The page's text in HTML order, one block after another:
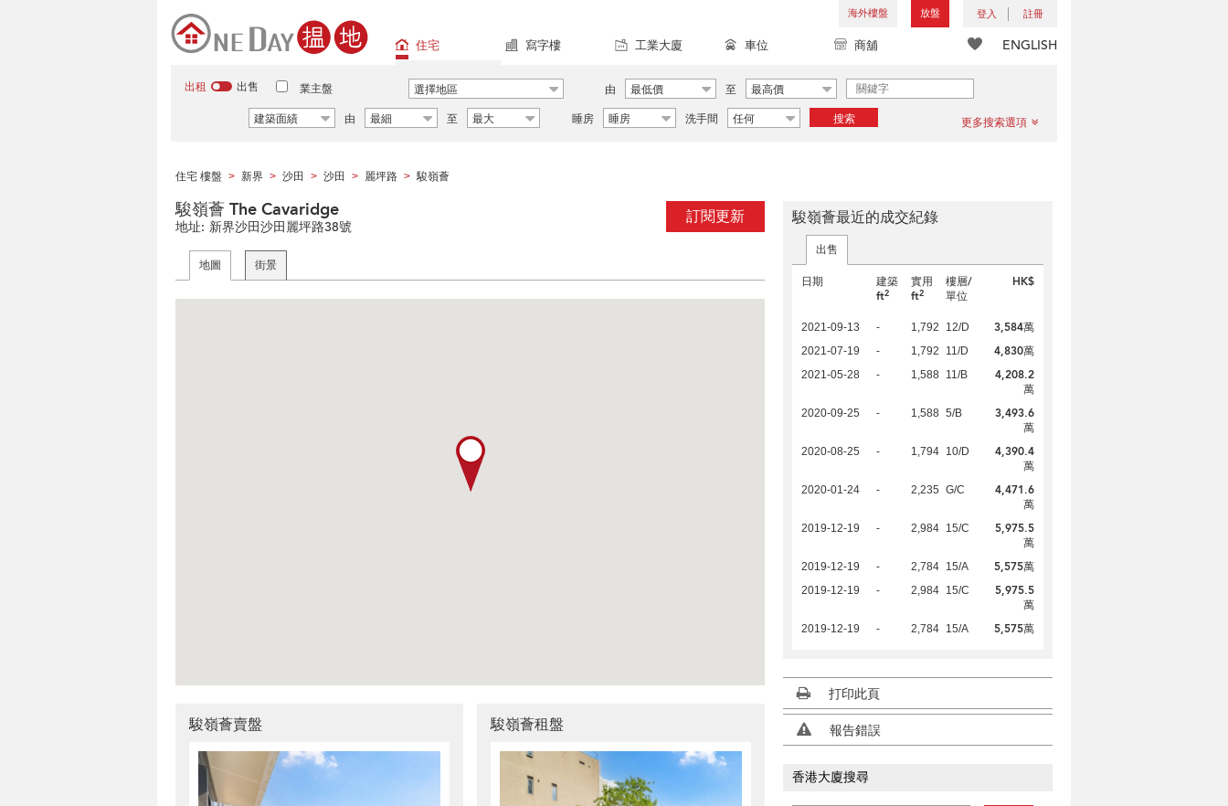
海外樓盤 放盤 登入 註冊
ENGLISH
住宅 寫字樓 工業大廈 車位 商舖
出租 出售 業主盤 選擇地區 由 最低價 至
最高價
建築面績
由 最細 至 最大 睡房 睡房 洗手間 任何 搜索 更多搜索選項
住宅 樓盤 > 新界 > 沙田 > 沙田 > 麗坪路 > 駿嶺薈
訂閱更新
駿嶺薈 The Cavaridge
地址: 新界沙田沙田麗坪路38號
地圖 街景
駿嶺薈賣盤 駿嶺薈租盤
駿嶺薈最近的成交紀錄
出售
日期
建築
ft2
實用
ft2
樓層/
單位
HK$
2021-09-13 - 1,792 12/D 3,584萬
2021-07-19 - 1,792 11/D 4,830萬
2021-05-28 - 1,588 11/B
4,208.2
萬
2020-09-25 - 1,588 5/B
3,493.6
萬
2020-08-25 - 1,794 10/D
4,390.4
萬
2020-01-24 - 2,235 G/C
4,471.6
萬
2019-12-19 - 2,984 15/C
5,975.5
萬
2019-12-19 - 2,784 15/A 5,575萬
2019-12-19 - 2,984 15/C
5,975.5
萬
2019-12-19 - 2,784 15/A 5,575萬
打印此頁
報告錯誤
香港大廈搜尋